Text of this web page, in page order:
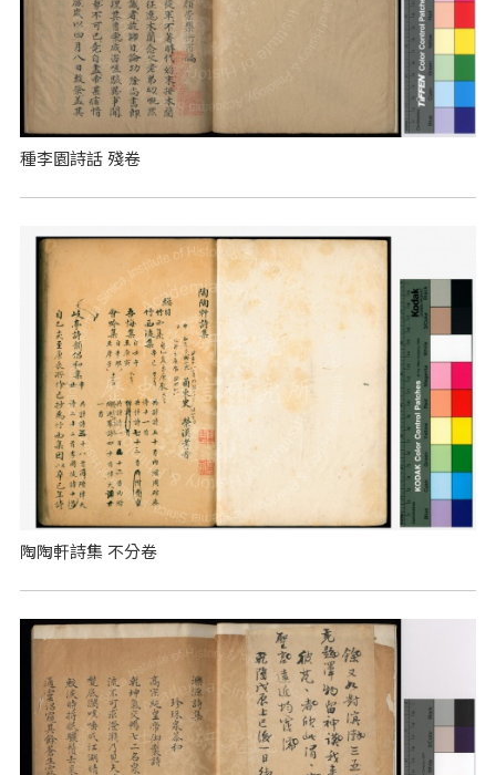
種李園詩話 殘卷
陶陶軒詩集 不分卷